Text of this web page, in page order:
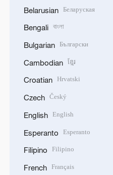
Belarusian Беларуская
Bengali বাংলা
Bulgarian Български
Cambodian ខ្មែរ
Croatian Hrvatski
Czech Český
English English
Esperanto Esperanto
Filipino Filipino
French Français